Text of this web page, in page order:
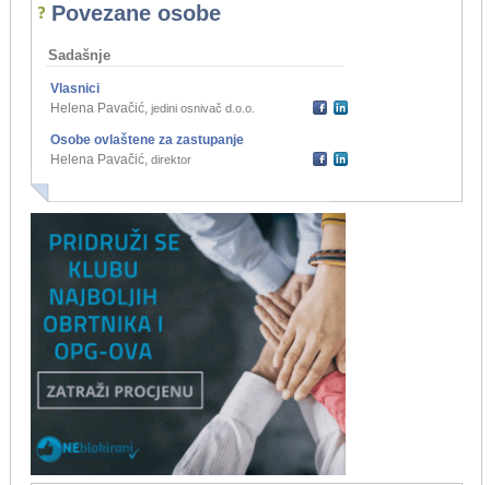
Povezane osobe
Sadašnje
Vlasnici
Helena Pavačić, jedini osnivač d.o.o.
Osobe ovlaštene za zastupanje
Helena Pavačić, direktor